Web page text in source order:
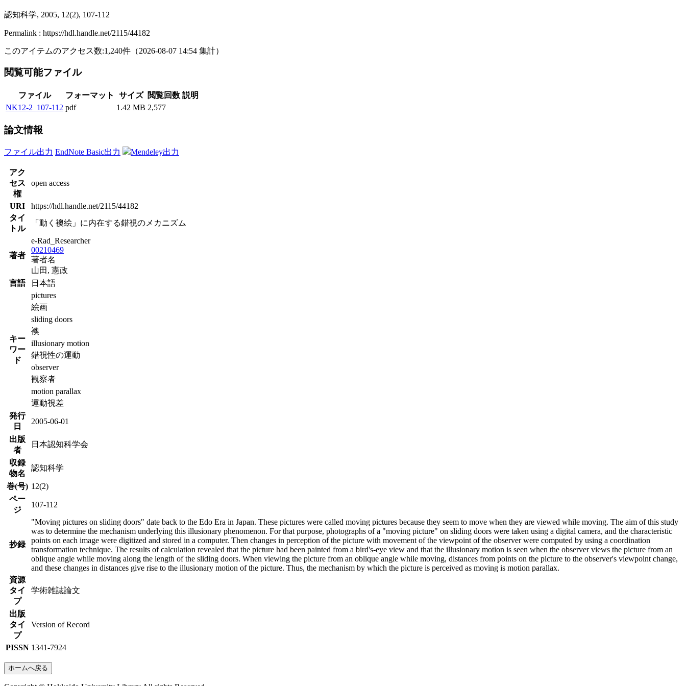
認知科学, 2005, 12(2), 107-112
Permalink : https://hdl.handle.net/2115/44182
このアイテムのアクセス数:1,240件 （2026-08-07 14:54 集計）
閲覧可能ファイル
ファイル フォーマット サイズ 閲覧回数 説明
NK12-2_107-112 pdf 1.42 MB 2,577
論文情報
ファイル出力 EndNote Basic出力 Mendeley出力
アク
セス
権
open access
URI
https://hdl.handle.net/2115/44182
タイ
トル
「動く襖絵」に内在する錯視のメカニズム
著者
e-Rad_Researcher
00210469
著者名
山田, 憲政
言語
日本語
キー
ワー
ド
pictures
絵画
sliding doors
襖
illusionary motion
錯視性の運動
observer
観察者
motion parallax
運動視差
発行
日
2005-06-01
出版
者
日本認知科学会
収録
物名
認知科学
巻(号) 12(2)
ペー
ジ
107-112
抄録
"Moving pictures on sliding doors" date back to the Edo Era in Japan. These pictures were called moving pictures because they seem to move when they are viewed while moving. The aim of this study
was to determine the mechanism underlying this illusionary phenomenon. For that purpose, photographs of a "moving picture" on sliding doors were taken using a digital camera, and the characteristic
points on each image were digitized and stored in a computer. Then changes in perception of the picture with movement of the viewpoint of the observer were computed by using a coordination
transformation technique. The results of calculation revealed that the picture had been painted from a bird's-eye view and that the illusionary motion is seen when the observer views the picture from an
oblique angle while moving along the length of the sliding doors. When viewing the picture from an oblique angle while moving, distances from points on the picture to the observer's viewpoint change,
and these changes in distances give rise to the illusionary motion of the picture. Thus, the mechanism by which the picture is perceived as moving is motion parallax.
資源
タイ
プ
学術雑誌論文
出版
タイ
プ
Version of Record
PISSN 1341-7924
ホームへ戻る